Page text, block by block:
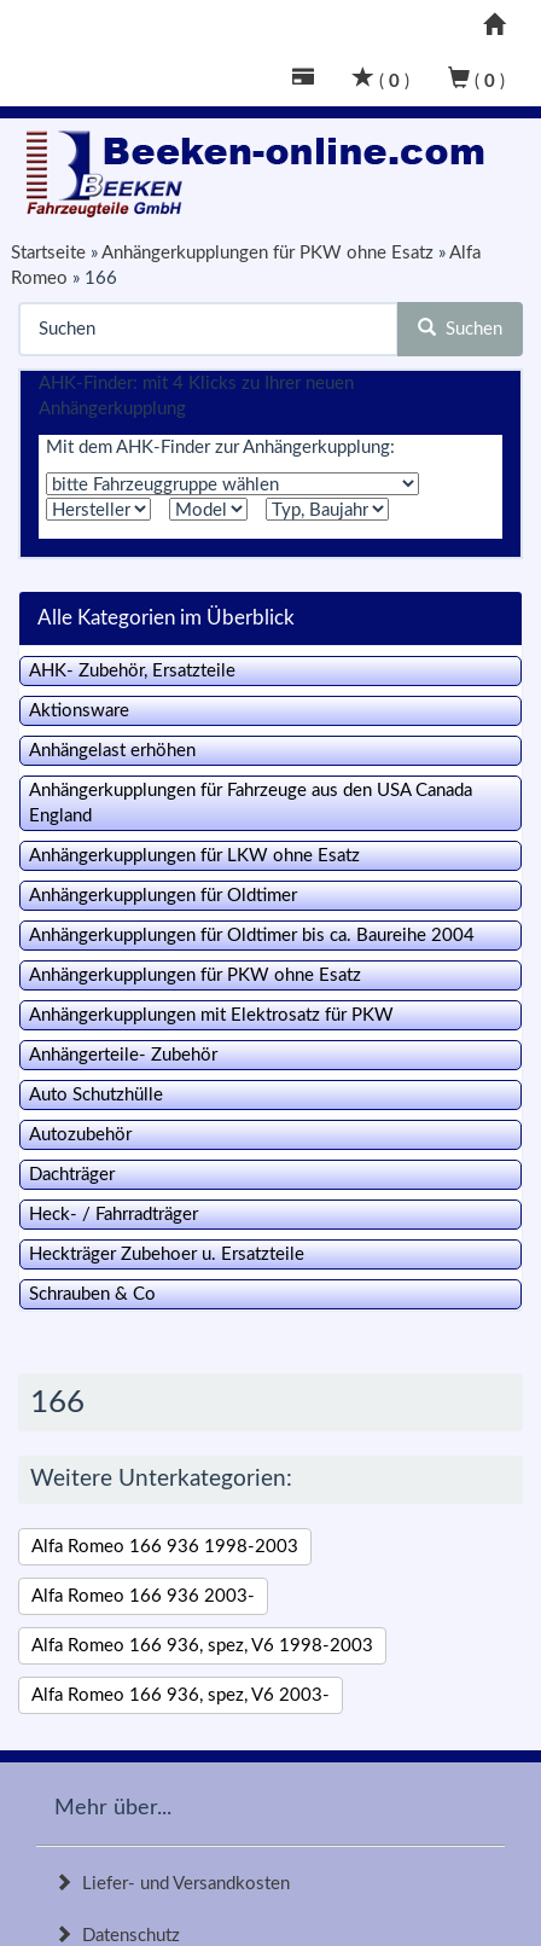
( 0 ) ( 0 )
Startseite » Anhängerkupplungen für PKW ohne Esatz » Alfa
Romeo » 166
Suchen
AHK-Finder: mit 4 Klicks zu Ihrer neuen
Anhängerkupplung
Mit dem AHK-Finder zur Anhängerkupplung:
Alle Kategorien im Überblick
AHK- Zubehör, Ersatzteile
Aktionsware
Anhängelast erhöhen
Anhängerkupplungen für Fahrzeuge aus den USA Canada
England
Anhängerkupplungen für LKW ohne Esatz
Anhängerkupplungen für Oldtimer
Anhängerkupplungen für Oldtimer bis ca. Baureihe 2004
Anhängerkupplungen für PKW ohne Esatz
Anhängerkupplungen mit Elektrosatz für PKW
Anhängerteile- Zubehör
Auto Schutzhülle
Autozubehör
Dachträger
Heck- / Fahrradträger
Heckträger Zubehoer u. Ersatzteile
Schrauben & Co
166
Weitere Unterkategorien:
Alfa Romeo 166 936 1998-2003
Alfa Romeo 166 936 2003-
Alfa Romeo 166 936, spez, V6 1998-2003
Alfa Romeo 166 936, spez, V6 2003-
Mehr über...
Liefer- und Versandkosten
Datenschutz